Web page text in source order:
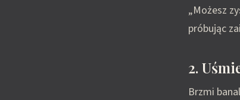
„Możesz
próbując
2.
Brzmi